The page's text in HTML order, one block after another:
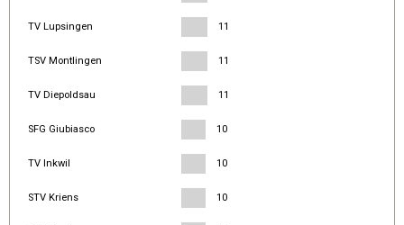
TV Lupsingen 11
TSV Montlingen 11
TV Diepoldsau 11
SFG Giubiasco 10
TV Inkwil 10
STV Kriens 10